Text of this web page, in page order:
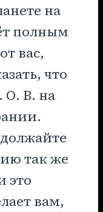
на
полным
вас,
что
О. В. на
так же
это
вам,